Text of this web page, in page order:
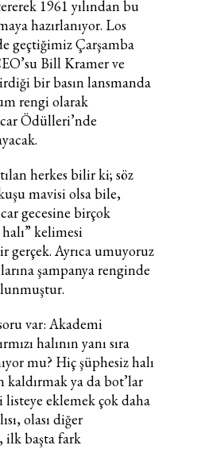
Haftalık E-Bülten
Moda dünyasında neler
koleksiyonlar, en vogue
ve en popüler partilerden
bültenimize kaydolun.
1961 yılından bu
hazırlanıyor. Los
geçtiğimiz Çarşamba
Bill Kramer ve
bir basın lansmanda
rengi olarak
Ödülleri’nde
herkes bilir ki; söz
mavisi olsa bile,
gecesine birçok
kelimesi
gerçek. Ayrıca umuyoruz
şampanya renginde
var: Akademi
halının yanı sıra
mu? Hiç şüphesiz halı
ya da bot’lar
eklemek çok daha
olası diğer
ilk başta fark